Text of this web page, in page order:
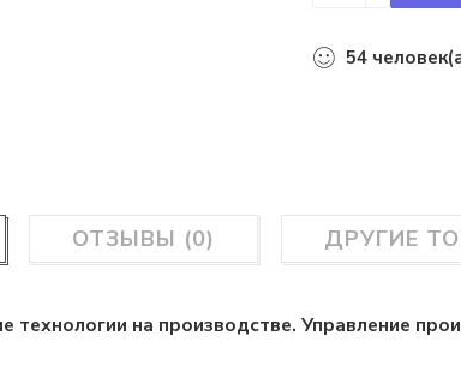
54
ОТЗЫВЫ (0) ДРУГИЕ
на производстве. Управление